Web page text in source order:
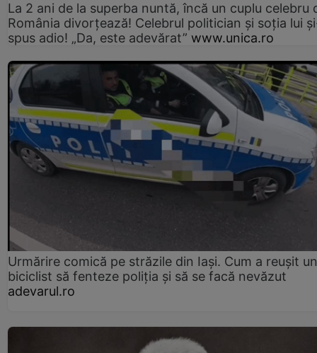
La 2 ani de la superba nuntă, încă un cuplu celebru
România divorțează! Celebrul politician și soția lui
spus adio! „Da, este adevărat” www.unica.ro
Urmărire comică pe străzile din Iași. Cum a reușit un
biciclist să fenteze poliția și să se facă nevăzut
adevarul.ro